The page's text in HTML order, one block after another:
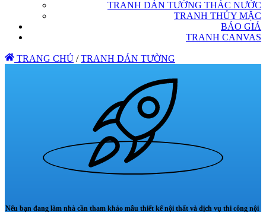
TRANH DÁN TƯỜNG THÁC NƯỚC
TRANH THỦY MẶC
BÁO GIÁ
TRANH CANVAS
TRANG CHỦ / TRANH DÁN TƯỜNG
Nếu bạn đang làm nhà cần tham khảo mẫu thiết kế nội thất và dịch vụ thi công nội